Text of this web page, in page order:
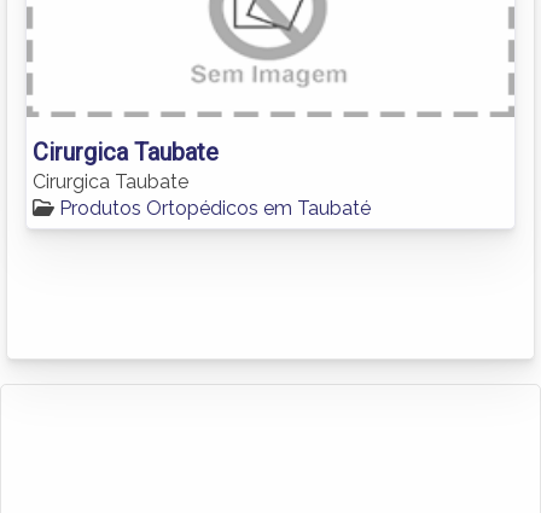
Cirurgica Taubate
Cirurgica Taubate
Produtos Ortopédicos em Taubaté